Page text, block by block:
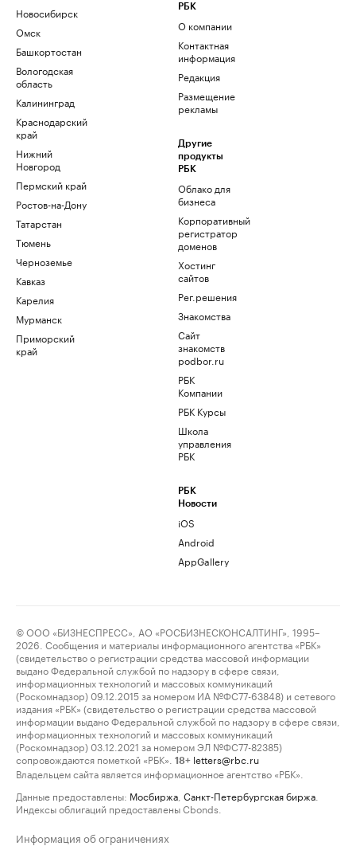
Новосибирск
Омск
Башкортостан
Вологодская
область
Калининград
Краснодарский
край
Нижний
Новгород
Пермский край
Ростов-на-Дону
Татарстан
Тюмень
Черноземье
Кавказ
Карелия
Мурманск
Приморский
край
РБК
О компании
Контактная
информация
Редакция
Размещение
рекламы
Другие
продукты
РБК
Облако для
бизнеса
Корпоративный
регистратор
доменов
Хостинг
сайтов
Рег.решения
Знакомства
Сайт
знакомств
podbor.ru
РБК
Компании
РБК Курсы
Школа
управления
РБК
РБК
Новости
iOS
Android
AppGallery
© ООО «БИЗНЕСПРЕСС», АО «РОСБИЗНЕСКОНСАЛТИНГ», 1995–
2026. Сообщения и материалы информационного агентства «РБК»
(свидетельство о регистрации средства массовой информации
выдано Федеральной службой по надзору в сфере связи,
информационных технологий и массовых коммуникаций
(Роскомнадзор) 09.12.2015 за номером ИА №ФС77-63848) и сетевого
издания «РБК» (свидетельство о регистрации средства массовой
информации выдано Федеральной службой по надзору в сфере связи,
информационных технологий и массовых коммуникаций
(Роскомнадзор) 03.12.2021 за номером ЭЛ №ФС77-82385)
сопровождаются пометкой «РБК».
18+ letters@rbc.ru
Владельцем сайта является информационное агентство «РБК».
Данные предоставлены: Мосбиржа Санкт-Петербургская биржа
Индексы облигаций предоставлены Cbonds.
Информация об ограничениях